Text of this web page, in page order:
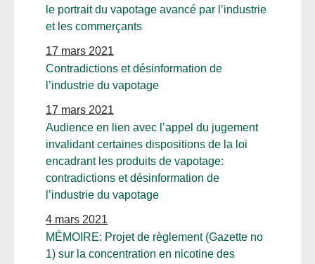
le portrait du vapotage avancé par l’industrie
et les commerçants
17 mars 2021
Contradictions et désinformation de
l’industrie du vapotage
17 mars 2021
Audience en lien avec l’appel du jugement
invalidant certaines dispositions de la loi
encadrant les produits de vapotage:
contradictions et désinformation de
l’industrie du vapotage
4 mars 2021
MÉMOIRE: Projet de règlement (Gazette no
1) sur la concentration en nicotine des